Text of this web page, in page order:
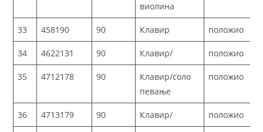
виолина
33 458190 90 Клавир положио
34 4622131 90 Клавир/ положио
35 4712178 90
Клавир/соло
певање
положио
36 4713179 90 Клавир/ положио